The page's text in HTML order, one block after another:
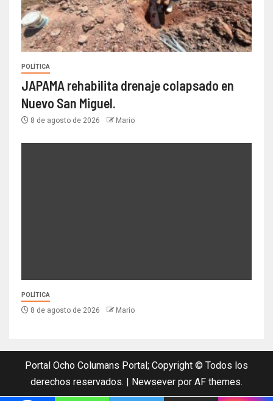
POLÍTICA
JAPAMA rehabilita drenaje colapsado en
Nuevo San Miguel.
8 de agosto de 2026 Mario
POLÍTICA
8 de agosto de 2026 Mario
Portal Ocho Columans Portal; Copyright © Todos los
derechos reservados. | Newsever por AF themes.